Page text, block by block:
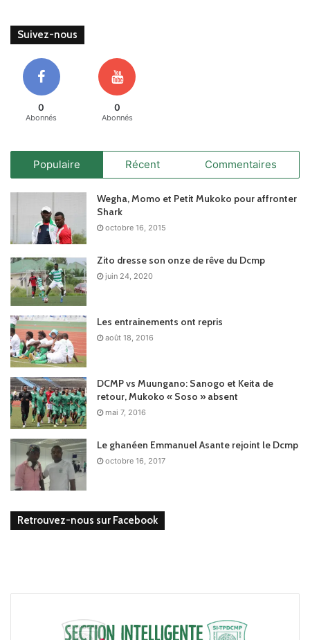
Suivez-nous
0
Abonnés
0
Abonnés
Populaire Récent Commentaires
Wegha, Momo et Petit Mukoko pour affronter
Shark
octobre 16, 2015
Zito dresse son onze de rêve du Dcmp
juin 24, 2020
Les entrainements ont repris
août 18, 2016
DCMP vs Muungano: Sanogo et Keita de
retour, Mukoko « Soso » absent
mai 7, 2016
Le ghanéen Emmanuel Asante rejoint le Dcmp
octobre 16, 2017
Retrouvez-nous sur Facebook